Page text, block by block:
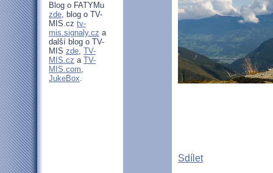
Blog o FATYMu
zde, blog o TV-
MIS.cz tv-
mis.signaly.cz a
další blog o TV-
MIS zde, TV-
MIS.cz a TV-
MIS.com,
JukeBox.
Sdílet